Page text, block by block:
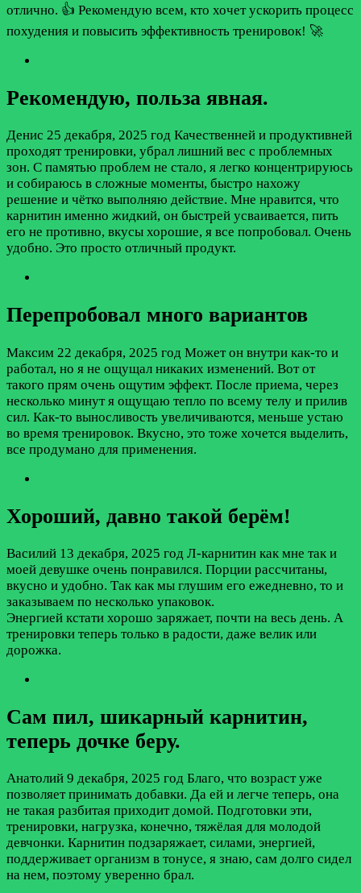
отлично. 👍 Рекомендую всем, кто хочет ускорить процесс
похудения и повысить эффективность тренировок! 🚀
Рекомендую, польза явная.
Денис 25 декабря, 2025 год Качественней и продуктивней
проходят тренировки, убрал лишний вес с проблемных
зон. С памятью проблем не стало, я легко концентрируюсь
и собираюсь в сложные моменты, быстро нахожу
решение и чётко выполняю действие. Мне нравится, что
карнитин именно жидкий, он быстрей усваивается, пить
его не противно, вкусы хорошие, я все попробовал. Очень
удобно. Это просто отличный продукт.
Перепробовал много вариантов
Максим 22 декабря, 2025 год Может он внутри как-то и
работал, но я не ощущал никаких изменений. Вот от
такого прям очень ощутим эффект. После приема, через
несколько минут я ощущаю тепло по всему телу и прилив
сил. Как-то выносливость увеличиваются, меньше устаю
во время тренировок. Вкусно, это тоже хочется выделить,
все продумано для применения.
Хороший, давно такой берём!
Василий 13 декабря, 2025 год Л-карнитин как мне так и
моей девушке очень понравился. Порции рассчитаны,
вкусно и удобно. Так как мы глушим его ежедневно, то и
заказываем по несколько упаковок.
Энергией кстати хорошо заряжает, почти на весь день. А
тренировки теперь только в радости, даже велик или
дорожка.
Сам пил, шикарный карнитин,
теперь дочке беру.
Анатолий 9 декабря, 2025 год Благо, что возраст уже
позволяет принимать добавки. Да ей и легче теперь, она
не такая разбитая приходит домой. Подготовки эти,
тренировки, нагрузка, конечно, тяжёлая для молодой
девчонки. Карнитин подзаряжает, силами, энергией,
поддерживает организм в тонусе, я знаю, сам долго сидел
на нем, поэтому уверенно брал.